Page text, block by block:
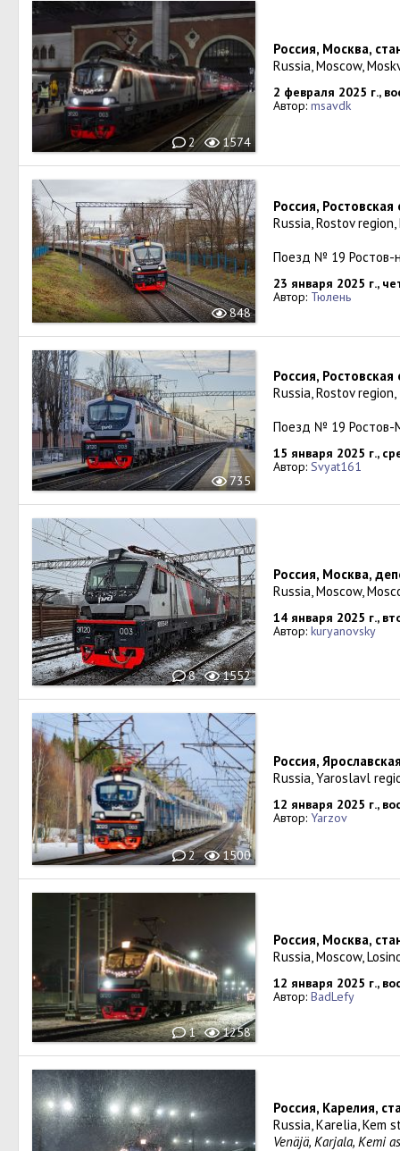
2 1574
Россия, Москва,
Russia, Moscow,
2 февраля 2025 г.,
Автор: msavdk
848
Россия,
Russia, Rostov
Поезд № 19
23 января 2025 г.,
Автор: Тюлень
735
Россия,
Russia, Rostov
Поезд № 19 Ростов-
15 января 2025 г.,
Автор: Svyat161
8 1552
Россия, Москва,
Russia, Moscow,
14 января 2025 г.,
Автор: kuryanovsky
2 1500
Россия,
Russia, Yaroslavl
12 января 2025 г.,
Автор: Yarzov
1 1258
Россия, Москва,
Russia, Moscow,
12 января 2025 г.,
Автор: BadLefy
Россия, Карелия,
Russia, Karelia, Kem
Venäjä, Karjala, Kemi